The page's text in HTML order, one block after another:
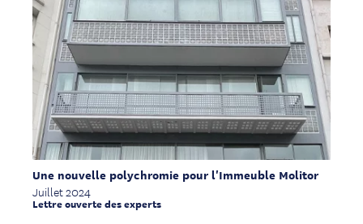
Une nouvelle polychromie pour l'Immeuble Molitor
Juillet 2024
Lettre ouverte des experts